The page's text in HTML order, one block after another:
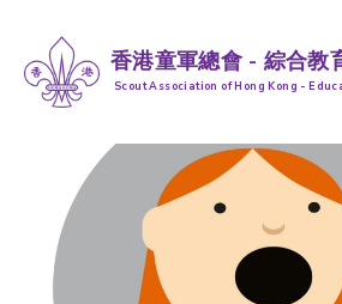
香港童軍總會 - 綜合教
Scout Association of Hong Kong -
跳到內容 (按輸入鍵)